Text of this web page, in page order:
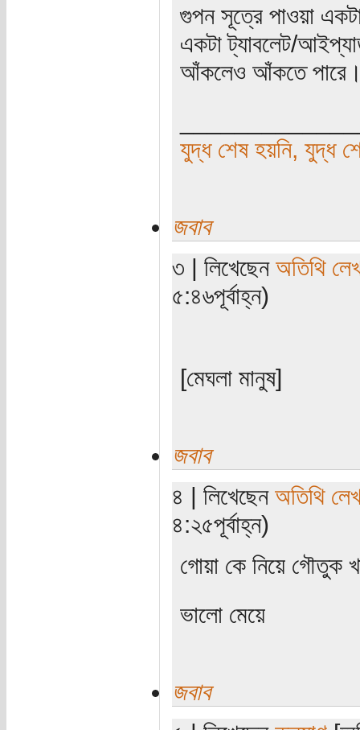
গুপন সূত্রে পাওয়া
একটা ট্যাবলেট/
আঁকলেও আঁকতে
যুদ্ধ শেষ হয়নি, যুদ্ধ
জবাব
৩ | লিখেছেন অতিথি
৫:৪৬পূর্বাহ্ন)
[মেঘলা মানুষ]
জবাব
৪ | লিখেছেন অতিথি
৪:২৫পূর্বাহ্ন)
গোয়া কে নিয়ে গৌতুক
ভালো মেয়ে
জবাব